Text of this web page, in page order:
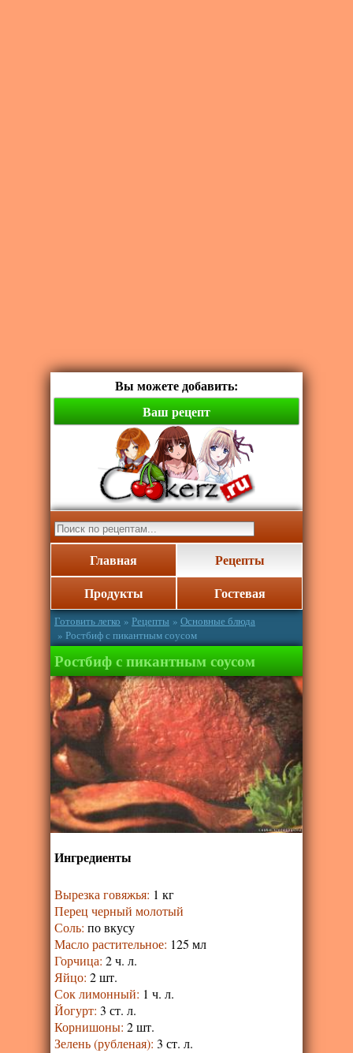
Вы можете добавить:
Ваш рецепт
Главная
Рецепты
Продукты
Гостевая
Готовить легко » Рецепты » Основные блюда
» Ростбиф с пикантным соусом
Ростбиф с пикантным соусом
Ингредиенты
Вырезка говяжья: 1 кг
Перец черный молотый
Соль: по вкусу
Масло растительное: 125 мл
Горчица: 2 ч. л.
Яйцо: 2 шт.
Сок лимонный: 1 ч. л.
Йогурт: 3 ст. л.
Корнишоны: 2 шт.
Зелень (рубленая): 3 ст. л.